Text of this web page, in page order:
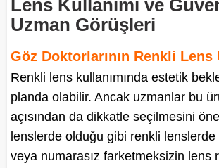
Lens Kullanımı ve
Uzman Görüşleri
Göz Doktorlarının Renkli Lens
Renkli lens kullanımında estetik
planda olabilir. Ancak uzmanlar bu
açısından da dikkatle seçilmesini
lenslerde olduğu gibi renkli lenslerde
veya numarasız farketmeksizin lens